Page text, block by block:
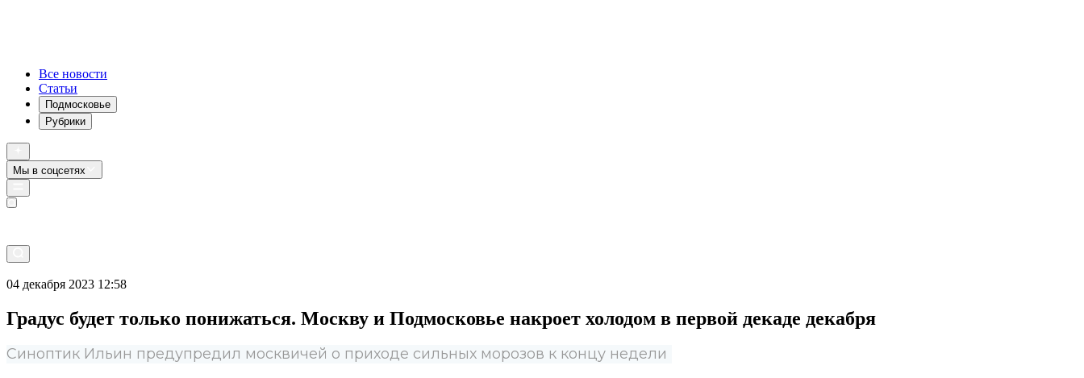
Все новости
Статьи
Подмосковье
Рубрики
Мы в соцсетях
04 декабря 2023 12:58
Градус будет только понижаться. Москву и Подмосковье накроет холодом в первой декаде декабря
Синоптик Ильин предупредил москвичей о приходе сильных морозов к концу недели